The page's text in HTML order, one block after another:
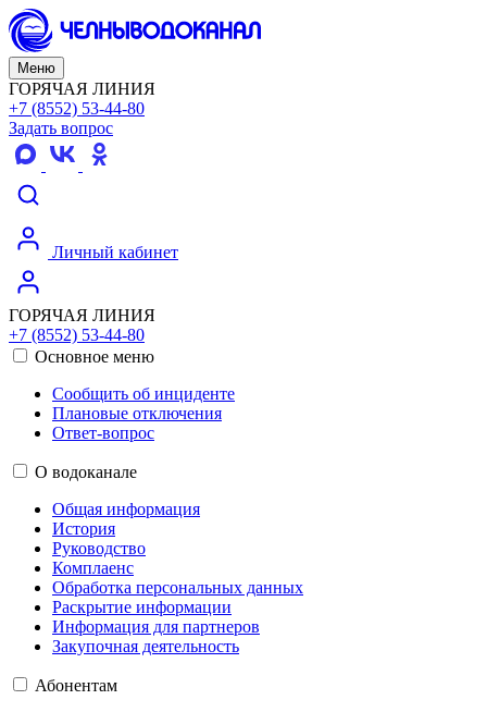
Меню
ГОРЯЧАЯ ЛИНИЯ
+7 (8552) 53-44-80
Задать вопрос
Личный кабинет
ГОРЯЧАЯ ЛИНИЯ
+7 (8552) 53-44-80
Основное меню
Сообщить об инциденте
Плановые отключения
Ответ-вопрос
О водоканале
Общая информация
История
Руководство
Комплаенс
Обработка персональных данных
Раскрытие информации
Информация для партнеров
Закупочная деятельность
Абонентам